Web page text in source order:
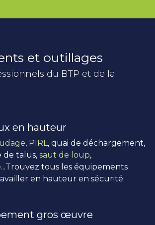
et outillages
du BTP et de la
en hauteur
, PIRL, quai de déchargement,
de talus, saut de loup,
...Trouvez tous les équipements
en hauteur en sécurité.
gros œuvre